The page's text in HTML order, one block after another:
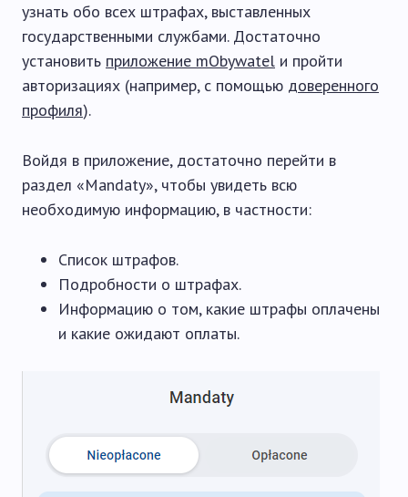
узнать обо всех штрафах, выставленных
государственными службами. Достаточно
установить приложение mObywatel и пройти
авторизациях (например, с помощью доверенного
профиля).
Войдя в приложение, достаточно перейти в
раздел «Mandaty», чтобы увидеть всю
необходимую информацию, в частности:
Список штрафов.
Подробности о штрафах.
Информацию о том, какие штрафы оплачены
и какие ожидают оплаты.